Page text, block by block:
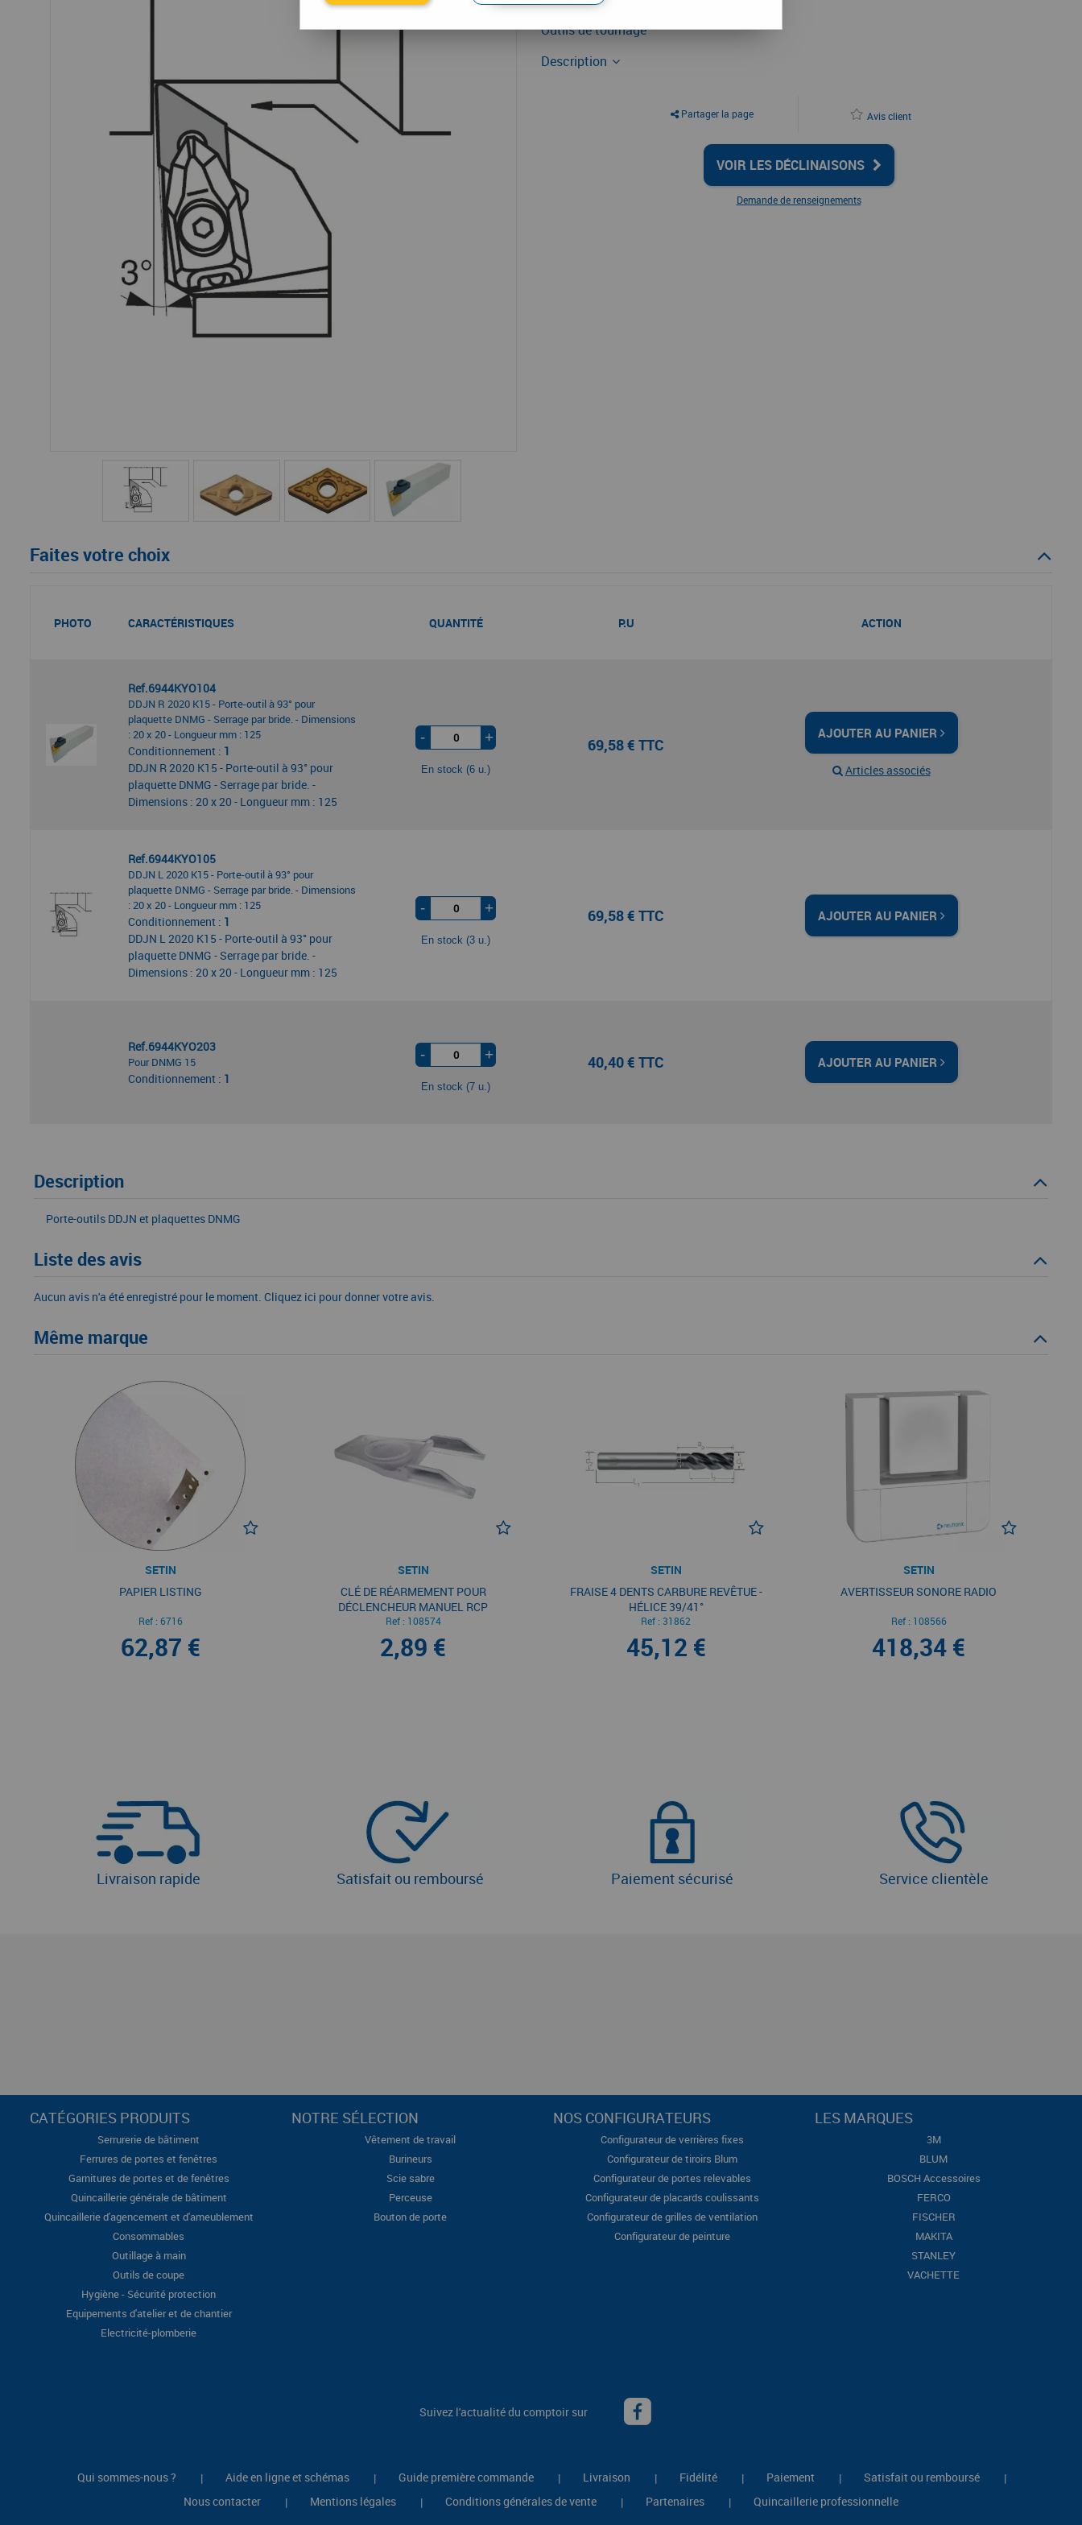
Tournage - alésage
Outils de tournage
Description
Partager la page Avis client
VOIR LES DÉCLINAISONS
Demande de renseignements
Faites votre choix
PHOTO CARACTÉRISTIQUES QUANTITÉ P.U ACTION
Ref.6944KYO104
DDJN R 2020 K15 - Porte-outil à 93° pour
plaquette DNMG - Serrage par bride. - Dimensions
: 20 x 20 - Longueur mm : 125
Conditionnement : 1
DDJN R 2020 K15 - Porte-outil à 93° pour
plaquette DNMG - Serrage par bride. -
Dimensions : 20 x 20 - Longueur mm : 125
- +
En stock (6 u.)
69,58 € TTC
AJOUTER AU PANIER
Articles associés
Ref.6944KYO105
DDJN L 2020 K15 - Porte-outil à 93° pour
plaquette DNMG - Serrage par bride. - Dimensions
: 20 x 20 - Longueur mm : 125
Conditionnement : 1
DDJN L 2020 K15 - Porte-outil à 93° pour
plaquette DNMG - Serrage par bride. -
Dimensions : 20 x 20 - Longueur mm : 125
- +
En stock (3 u.)
69,58 € TTC AJOUTER AU PANIER
Ref.6944KYO203
Pour DNMG 15
Conditionnement : 1
- +
En stock (7 u.)
40,40 € TTC AJOUTER AU PANIER
Description
Porte-outils DDJN et plaquettes DNMG
Liste des avis
Aucun avis n'a été enregistré pour le moment. Cliquez ici pour donner votre avis.
Même marque
SETIN
PAPIER LISTING
Ref : 6716
62,87 €
SETIN
CLÉ DE RÉARMEMENT POUR
DÉCLENCHEUR MANUEL RCP
Ref : 108574
2,89 €
SETIN
FRAISE 4 DENTS CARBURE REVÊTUE -
HÉLICE 39/41°
Ref : 31862
45,12 €
SETIN
AVERTISSEUR SONORE RADIO
Ref : 108566
418,34 €
Livraison rapide Satisfait ou remboursé Paiement sécurisé Service clientèle
CATÉGORIES PRODUITS
Serrurerie de bâtiment
Ferrures de portes et fenêtres
Garnitures de portes et de fenêtres
Quincaillerie générale de bâtiment
Quincaillerie d'agencement et d'ameublement
Consommables
Outillage à main
Outils de coupe
Hygiène - Sécurité protection
Equipements d'atelier et de chantier
Electricité-plomberie
NOTRE SÉLECTION
Vêtement de travail
Burineurs
Scie sabre
Perceuse
Bouton de porte
NOS CONFIGURATEURS
Configurateur de verrières fixes
Configurateur de tiroirs Blum
Configurateur de portes relevables
Configurateur de placards coulissants
Configurateur de grilles de ventilation
Configurateur de peinture
LES MARQUES
3M
BLUM
BOSCH Accessoires
FERCO
FISCHER
MAKITA
STANLEY
VACHETTE
Suivez l'actualité du comptoir sur
Qui sommes-nous ? | Aide en ligne et schémas | Guide première commande | Livraison | Fidélité | Paiement | Satisfait ou remboursé
|
Nous contacter
| Mentions légales | Conditions générales de vente | Partenaires | Quincaillerie professionnelle